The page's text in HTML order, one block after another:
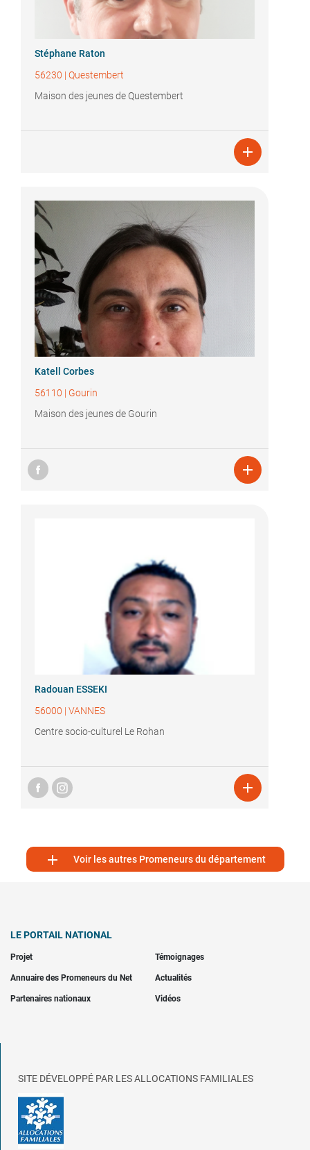
Stéphane Raton
56230 | Questembert
Maison des jeunes de Questembert

Katell Corbes
56110 | Gourin
Maison des jeunes de Gourin

Radouan ESSEKI
56000 | VANNES
Centre socio-culturel Le Rohan

 Voir les autres Promeneurs du département
LE PORTAIL NATIONAL
Projet Témoignages
Annuaire des Promeneurs du Net Actualités
Partenaires nationaux Vidéos
SITE DÉVELOPPÉ PAR LES ALLOCATIONS FAMILIALES